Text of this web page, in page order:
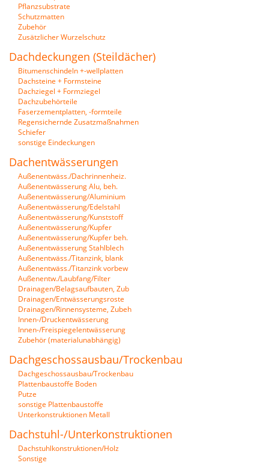
Pflanzsubstrate
Schutzmatten
Zubehör
Zusätzlicher Wurzelschutz
Dachdeckungen (Steildächer)
Bitumenschindeln +-wellplatten
Dachsteine + Formsteine
Dachziegel + Formziegel
Dachzubehörteile
Faserzementplatten, -formteile
Regensichernde Zusatzmaßnahmen
Schiefer
sonstige Eindeckungen
Dachentwässerungen
Außenentwäss./Dachrinnenheiz.
Außenentwässerung Alu, beh.
Außenentwässerung/Aluminium
Außenentwässerung/Edelstahl
Außenentwässerung/Kunststoff
Außenentwässerung/Kupfer
Außenentwässerung/Kupfer beh.
Außenentwässerung Stahlblech
Außenentwäss./Titanzink, blank
Außenentwäss./Titanzink vorbew
Außenentw./Laubfang/Filter
Drainagen/Belagsaufbauten, Zub
Drainagen/Entwässerungsroste
Drainagen/Rinnensysteme, Zubeh
Innen-/Druckentwässerung
Innen-/Freispiegelentwässerung
Zubehör (materialunabhängig)
Dachgeschossausbau/Trockenbau
Dachgeschossausbau/Trockenbau
Plattenbaustoffe Boden
Putze
sonstige Plattenbaustoffe
Unterkonstruktionen Metall
Dachstuhl-/Unterkonstruktionen
Dachstuhlkonstruktionen/Holz
Sonstige